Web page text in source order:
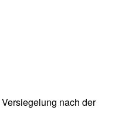
nach der